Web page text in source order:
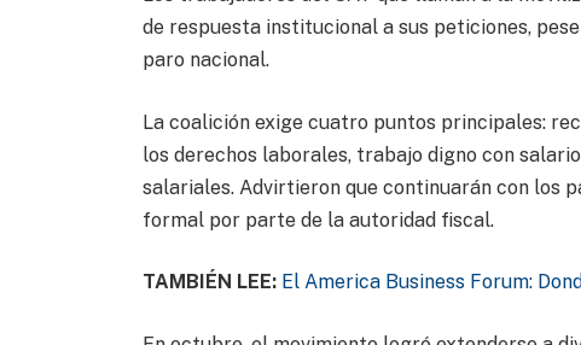
de respuesta institucional a sus peticiones,
paro nacional.
La coalición exige cuatro puntos principales:
los derechos laborales, trabajo digno con
salariales. Advirtieron que continuarán con los
formal por parte de la autoridad fiscal.
TAMBIÉN LEE: El America Business Forum: